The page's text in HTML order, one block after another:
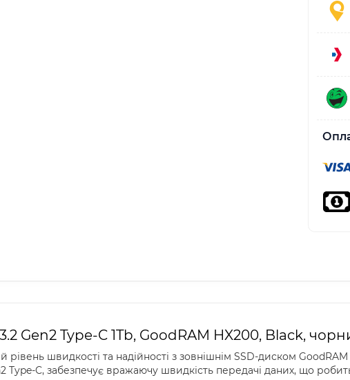
Gen2 Type-C 1Tb, GoodRAM HX200, Black,
рівень швидкості та надійності з зовнішнім SSD-диском
Type-C, забезпечує вражаючу швидкість передачі даних, що